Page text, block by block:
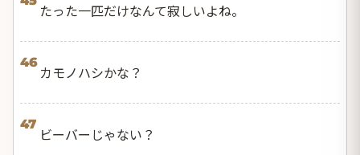
たった一匹だけなんて寂しいよね。
46
カモノハシかな？
47
ビーバーじゃない？